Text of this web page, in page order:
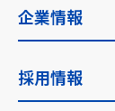
サステナビ
安全な食を
IR情報トップ
経営目標
企業情報
企業情報トップ
採用情報